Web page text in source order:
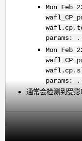
Mon Feb
params:
Mon Feb
params:
通常会检测到受影